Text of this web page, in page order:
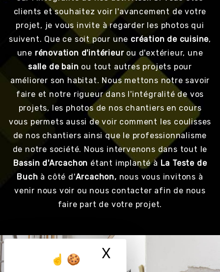
X
clients et souhaitez voir l'avancement de votre
projet, je vous invite à regarder les photos qui
suivent. Que ce soit pour une création de cuisine,
une rénovation d'intérieurou d'extérieur, une
salle de bain ou tout autres projets pour
améliorer son habitat. Nous mettons notre savoir
faire et notre rigueur dans l'intégralité de vos
projets, les photos de nos chantiers en cours
vous permets aussi de voir comment les coulisses
de nos chantiers ainsi que le professionnalisme
de notre société. Nous intervenons dans tout le
Bassin d'Arcachon étant implanté à La Teste de
Buch à côté d'Arcachon, nous vous invitons à
venir nous voir ou nous contacter afin de nous
faire part de votre projet.